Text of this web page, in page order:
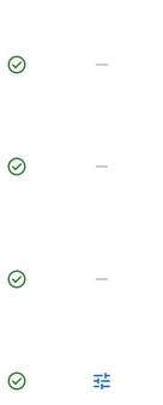
check_circle remove
check_circle remove
check_circle remove
check_circle tune